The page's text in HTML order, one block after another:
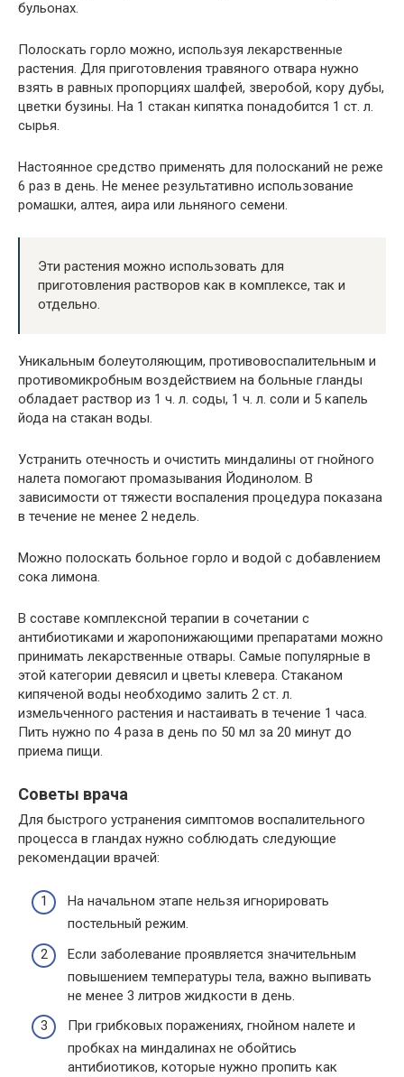
бульонах.
Полоскать горло можно, используя лекарственные
растения. Для приготовления травяного отвара нужно
взять в равных пропорциях шалфей, зверобой, кору дубы,
цветки бузины. На 1 стакан кипятка понадобится 1 ст. л.
сырья.
Настоянное средство применять для полосканий не реже
6 раз в день. Не менее результативно использование
ромашки, алтея, аира или льняного семени.
Эти растения можно использовать для
приготовления растворов как в комплексе, так и
отдельно.
Уникальным болеутоляющим, противовоспалительным и
противомикробным воздействием на больные гланды
обладает раствор из 1 ч. л. соды, 1 ч. л. соли и 5 капель
йода на стакан воды.
Устранить отечность и очистить миндалины от гнойного
налета помогают промазывания Йодинолом. В
зависимости от тяжести воспаления процедура показана
в течение не менее 2 недель.
Можно полоскать больное горло и водой с добавлением
сока лимона.
В составе комплексной терапии в сочетании с
антибиотиками и жаропонижающими препаратами можно
принимать лекарственные отвары. Самые популярные в
этой категории девясил и цветы клевера. Стаканом
кипяченой воды необходимо залить 2 ст. л.
измельченного растения и настаивать в течение 1 часа.
Пить нужно по 4 раза в день по 50 мл за 20 минут до
приема пищи.
Советы врача
Для быстрого устранения симптомов воспалительного
процесса в гландах нужно соблюдать следующие
рекомендации врачей:
На начальном этапе нельзя игнорировать
постельный режим.
Если заболевание проявляется значительным
повышением температуры тела, важно выпивать
не менее 3 литров жидкости в день.
При грибковых поражениях, гнойном налете и
пробках на миндалинах не обойтись
антибиотиков, которые нужно пропить как